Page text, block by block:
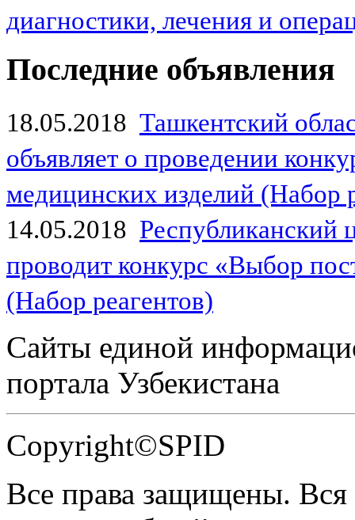
диагностики, лечения и
Последние объявления
18.05.2018 Ташкентский
объявляет о проведении
медицинских изделий (Набор
14.05.2018
проводит конкурс «Выбор
(Набор реагентов)
Сайты единой
портала Узбекистана
Copyright©SPID
Все права защищены.